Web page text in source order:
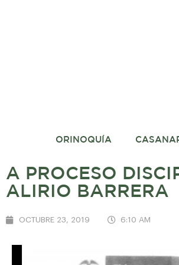
ORINOQUÍA
A PROCESO
ALIRIO BARRERA
OCTUBRE 23, 2019 6:10 AM